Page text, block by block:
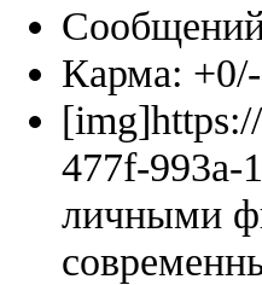
Карма:
477f-993a-
личными